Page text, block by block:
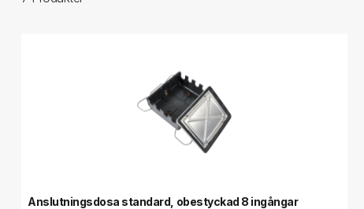
Anslutningsdosa standard, obestyckad 8 ingångar